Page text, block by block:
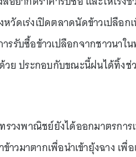
วัดเร่งเปิดตลาดนัดข้าวเปลือ
รรับซื้อข้าวเปลือกจากชาวนา
วย ประกอบกับขณะนี้ฝนได้ทิ้งช่
รวงพาณิชย์ยังได้ออกมาตรกา
าวมาตากเพื่อนำเข้ายุ้งฉาง เพื่